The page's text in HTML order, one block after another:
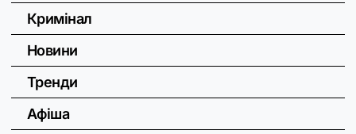
Кримінал
Новини
Тренди
Афіша